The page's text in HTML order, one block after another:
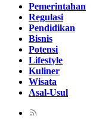
Pemerintahan
Regulasi
Pendidikan
Bisnis
Potensi
Lifestyle
Kuliner
Wisata
Asal-Usul